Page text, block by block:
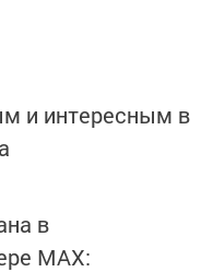
и интересным в
в
MАХ: